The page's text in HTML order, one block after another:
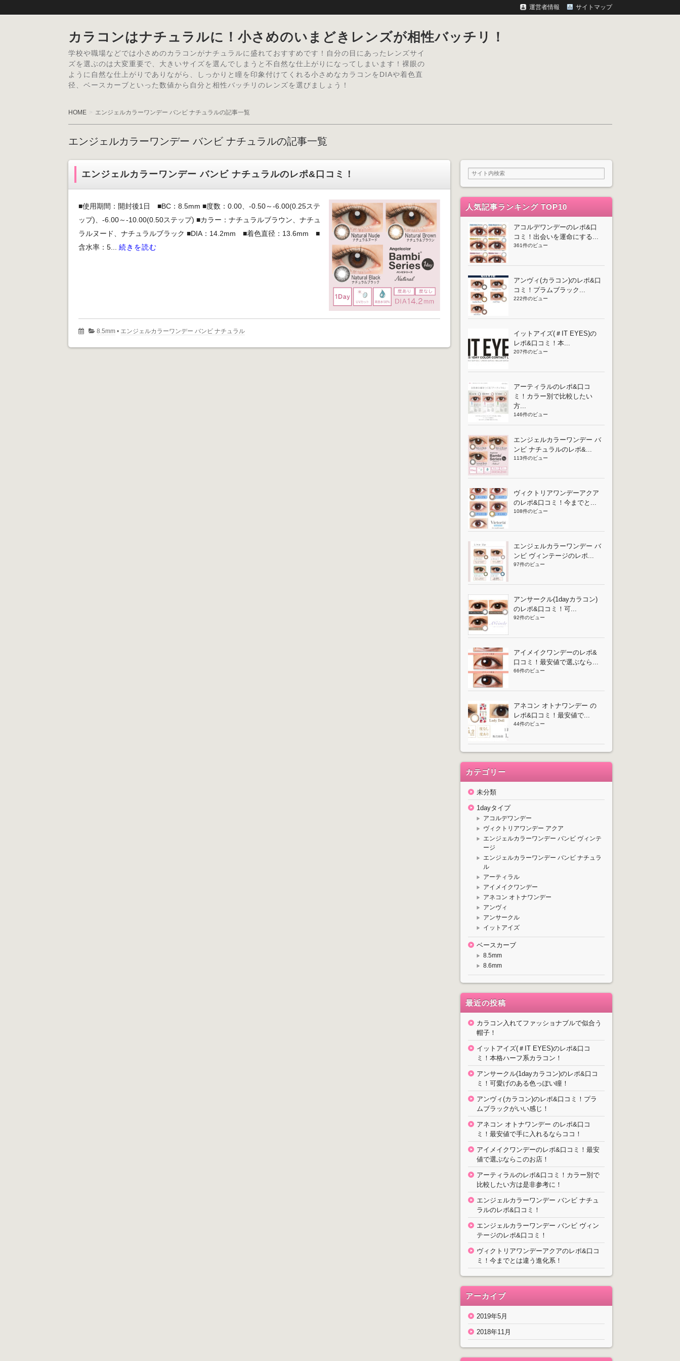
運営者情報 サイトマップ
カラコンはナチュラルに！小さめのいまどきレンズが相性バッチリ！
学校や職場などでは小さめのカラコンがナチュラルに盛れておすすめです！自分の目にあったレンズサイ
ズを選ぶのは大変重要で、大きいサイズを選んでしまうと不自然な仕上がりになってしまいます！裸眼の
ように自然な仕上がりでありながら、しっかりと瞳を印象付けてくれる小さめなカラコンをDIAや着色直
径、ベースカーブといった数値から自分と相性バッチリのレンズを選びましょう！
HOME エンジェルカラーワンデー バンビ ナチュラルの記事一覧
エンジェルカラーワンデー バンビ ナチュラルの記事一覧
エンジェルカラーワンデー バンビ ナチュラルのレポ&口コミ！
■使用期間：開封後1日 ■BC：8.5mm ■度数：0.00、-0.50～-6.00(0.25ステ
ップ)、-6.00～-10.00(0.50ステップ) ■カラー：ナチュラルブラウン、ナチュ
ラルヌード、ナチュラルブラック ■DIA：14.2mm ■着色直径：13.6mm ■
含水率：5... 続きを読む
8.5mm• エンジェルカラーワンデー バンビ ナチュラル
人気記事ランキング TOP10
アコルデワンデーのレポ&口
コミ！出会いを運命にする...
361件のビュー
アンヴィ(カラコン)のレポ&口
コミ！プラムブラック...
222件のビュー
イットアイズ(＃IT EYES)の
レポ&口コミ！本...
207件のビュー
アーティラルのレポ&口コ
ミ！カラー別で比較したい
方...
146件のビュー
エンジェルカラーワンデー バ
ンビ ナチュラルのレポ&...
113件のビュー
ヴィクトリアワンデーアクア
のレポ&口コミ！今までと...
108件のビュー
エンジェルカラーワンデー バ
ンビ ヴィンテージのレポ...
97件のビュー
アンサークル(1dayカラコン)
のレポ&口コミ！可...
92件のビュー
アイメイクワンデーのレポ&
口コミ！最安値で選ぶなら...
66件のビュー
アネコン オトナワンデー の
レポ&口コミ！最安値で...
44件のビュー
カテゴリー
未分類
1dayタイプ
アコルデワンデー
ヴィクトリアワンデー アクア
エンジェルカラーワンデー バンビ ヴィンテ
ージ
エンジェルカラーワンデー バンビ ナチュラ
ル
アーティラル
アイメイクワンデー
アネコン オトナワンデー
アンヴィ
アンサークル
イットアイズ
ベースカーブ
8.5mm
8.6mm
最近の投稿
カラコン入れてファッショナブルで似合う
帽子！
イットアイズ(＃IT EYES)のレポ&口コ
ミ！本格ハーフ系カラコン！
アンサークル(1dayカラコン)のレポ&口コ
ミ！可愛げのある色っぽい瞳！
アンヴィ(カラコン)のレポ&口コミ！プラ
ムブラックがいい感じ！
アネコン オトナワンデー のレポ&口コ
ミ！最安値で手に入れるならココ！
アイメイクワンデーのレポ&口コミ！最安
値で選ぶならこのお店！
アーティラルのレポ&口コミ！カラー別で
比較したい方は是非参考に！
エンジェルカラーワンデー バンビ ナチュ
ラルのレポ&口コミ！
エンジェルカラーワンデー バンビ ヴィン
テージのレポ&口コミ！
ヴィクトリアワンデーアクアのレポ&口コ
ミ！今までとは違う進化系！
アーカイブ
2019年5月
2018年11月